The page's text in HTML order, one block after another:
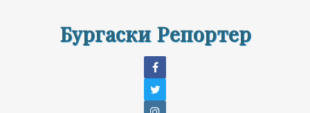
Бургаски Репортер